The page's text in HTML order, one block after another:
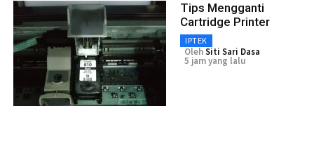
Tips Mengganti
Cartridge Printer
IPTEK
OlehSiti Sari Dasa
5 jam yang lalu